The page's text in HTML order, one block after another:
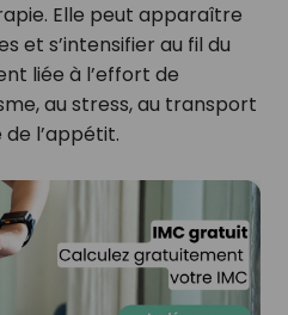
Elle peut apparaître
et s’intensifier au fil du
liée à l’effort de
au stress, au transport
l’appétit.